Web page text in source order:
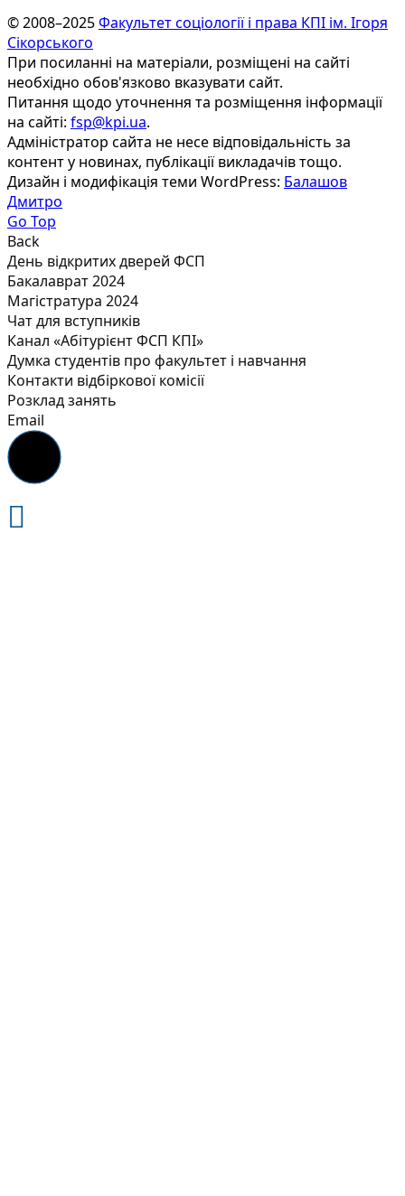
© 2008–2025Факультет соціології і права КПІ ім. Ігоря
Сікорського
При посиланні на матеріали, розміщені на сайті
необхідно обов'язково вказувати сайт.
Питання щодо уточнення та розміщення інформації
на сайті: fsp@kpi.ua.
Адміністратор сайта не несе відповідальність за
контент у новинах, публікації викладачів тощо.
Дизайн і модифікація теми WordPress: Балашов
Дмитро
Go Top
Back
День відкритих дверей ФСП
Бакалаврат 2024
Магістратура 2024
Чат для вступників
Канал «Абітурієнт ФСП КПІ»
Думка студентів про факультет і навчання
Контакти відбіркової комісії
Розклад занять
Email